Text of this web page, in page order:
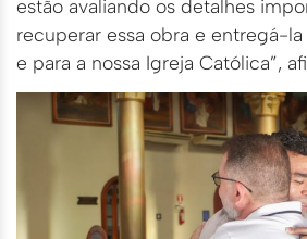
estão avaliando os detalhes
recuperar essa obra e entregá-
e para a nossa Igreja Católica”,